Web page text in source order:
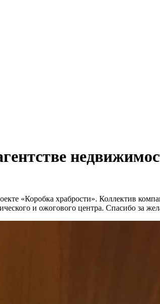
«Коробка храбрости». Коллектив
и ожогового центра. Спасибо за